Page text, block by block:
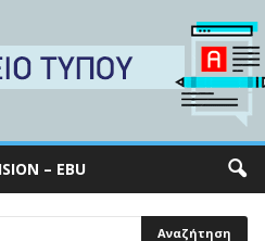
– EBU